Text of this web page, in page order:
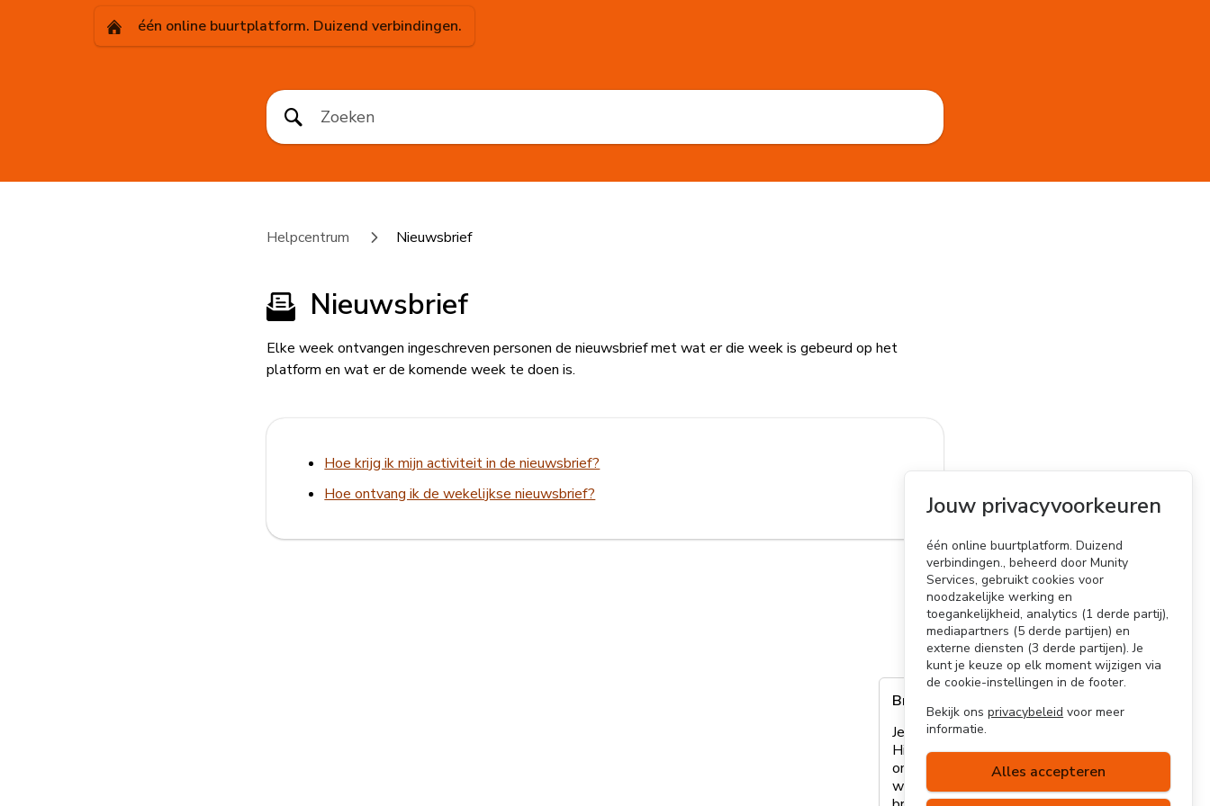
Jouw privacyvoorkeuren
één online buurtplatform. Duizend
verbindingen., beheerd door Munity
Services, gebruikt cookies voor
noodzakelijke werking en
toegankelijkheid, analytics (1 derde partij),
mediapartners (5 derde partijen) en
externe diensten (3 derde partijen). Je
kunt je keuze op elk moment wijzigen via
de cookie-instellingen in de footer.
Bekijk onsprivacybeleid voor meer
informatie.
Alles accepteren
één online buurtplatform. Duizend verbindingen.
Helpcentrum Nieuwsbrief
Nieuwsbrief
Elke week ontvangen ingeschreven personen de nieuwsbrief met wat er die week is gebeurd op het
platform en wat er de komende week te doen is.
Hoe krijg ik mijn activiteit in de nieuwsbrief?
Hoe ontvang ik de wekelijkse nieuwsbrief?
Browser niet ondersteund
Je browser wordt helaas niet ondersteund.
Hierdoor kan het zijn dat sommige
onderdelen van de site niet volledig
werken. Lees